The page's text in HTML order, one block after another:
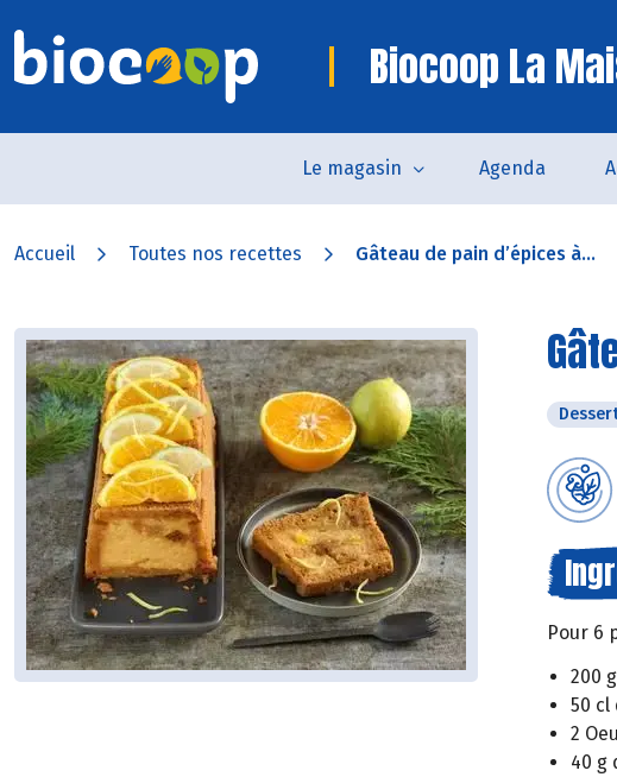
Biocoop La
Le magasin Agenda
Accueil Toutes nos recettes Gâteau de pain d’épices à...
Pour 6
200
50 cl
2
40 g